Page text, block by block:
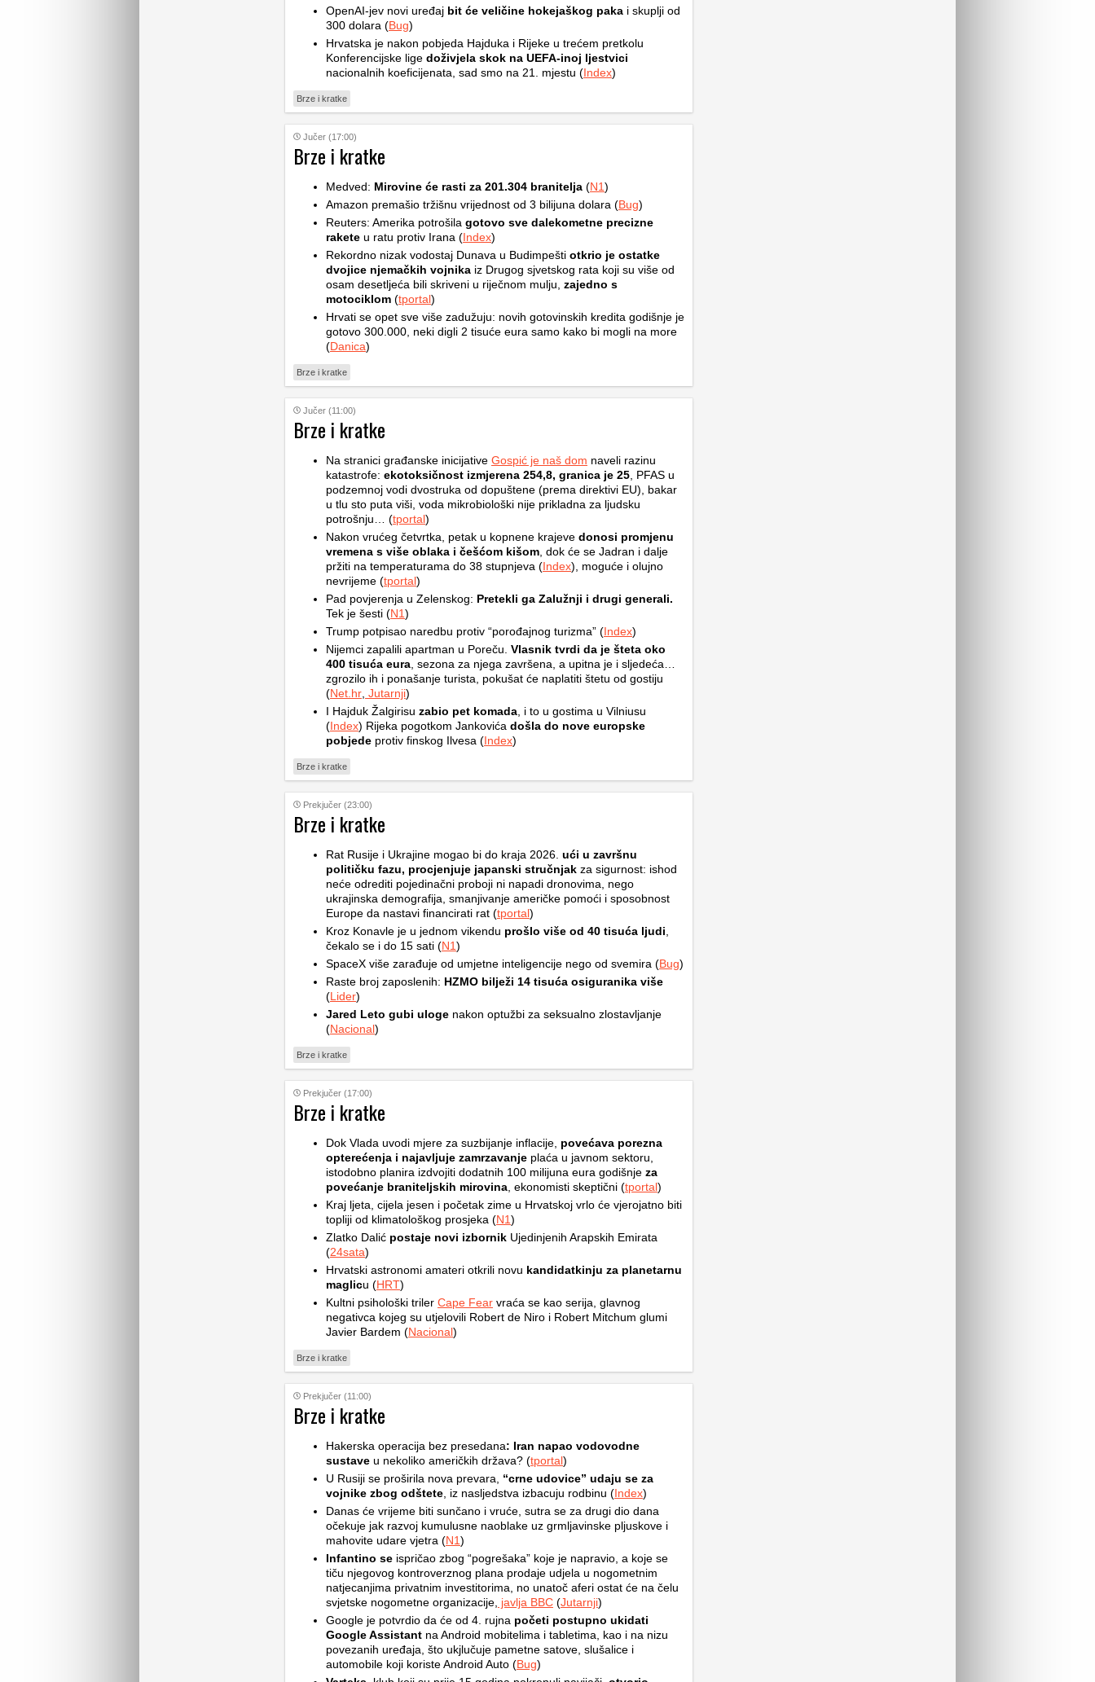
OpenAI-jev novi uređaj bit će veličine hokejaškog paka i skuplji od
300 dolara (Bug)
Hrvatska je nakon pobjeda Hajduka i Rijeke u trećem pretkolu
Konferencijske lige doživjela skok na UEFA-inoj ljestvici
nacionalnih koeficijenata, sad smo na 21. mjestu (Index)
Brze i kratke
Jučer (17:00)
Brze i kratke
Medved: Mirovine će rasti za 201.304 branitelja (N1)
Amazon premašio tržišnu vrijednost od 3 bilijuna dolara (Bug)
Reuters: Amerika potrošila gotovo sve dalekometne precizne
rakete u ratu protiv Irana (Index)
Rekordno nizak vodostaj Dunava u Budimpešti otkrio je ostatke
dvojice njemačkih vojnika iz Drugog sjvetskog rata koji su više od
osam desetljeća bili skriveni u riječnom mulju, zajedno s
motociklom (tportal)
Hrvati se opet sve više zadužuju: novih gotovinskih kredita godišnje je
gotovo 300.000, neki digli 2 tisuće eura samo kako bi mogli na more
(Danica)
Brze i kratke
Jučer (11:00)
Brze i kratke
Na stranici građanske inicijative Gospić je naš dom naveli razinu
katastrofe: ekotoksičnost izmjerena 254,8, granica je 25 , PFAS u
podzemnoj vodi dvostruka od dopuštene (prema direktivi EU), bakar
u tlu sto puta viši, voda mikrobiološki nije prikladna za ljudsku
potrošnju… (tportal)
Nakon vrućeg četvrtka, petak u kopnene krajeve donosi promjenu
vremena s više oblaka i češćom kišom , dok će se Jadran i dalje
pržiti na temperaturama do 38 stupnjeva (Index), moguće i olujno
nevrijeme (tportal)
Pad povjerenja u Zelenskog: Pretekli ga Zalužnji i drugi generali.
Tek je šesti (N1)
Trump potpisao naredbu protiv “porođajnog turizma” (Index)
Nijemci zapalili apartman u Poreču. Vlasnik tvrdi da je šteta oko
400 tisuća eura , sezona za njega završena, a upitna je i sljedeća…
zgrozilo ih i ponašanje turista, pokušat će naplatiti štetu od gostiju
(Net.hr Jutarnji)
I Hajduk Žalgirisu zabio pet komada , i to u gostima u Vilniusu
(Index) Rijeka pogotkom Jankovića došla do nove europske
pobjede protiv finskog Ilvesa (Index)
Brze i kratke
Prekjučer (23:00)
Brze i kratke
Rat Rusije i Ukrajine mogao bi do kraja 2026. ući u završnu
političku fazu, procjenjuje japanski stručnjak za sigurnost: ishod
neće odrediti pojedinačni proboji ni napadi dronovima, nego
ukrajinska demografija, smanjivanje američke pomoći i sposobnost
Europe da nastavi financirati rat (tportal)
Kroz Konavle je u jednom vikendu prošlo više od 40 tisuća ljudi
čekalo se i do 15 sati (N1)
SpaceX više zarađuje od umjetne inteligencije nego od svemira (Bug)
Raste broj zaposlenih: HZMO bilježi 14 tisuća osiguranika više
(Lider)
Jared Leto gubi uloge nakon optužbi za seksualno zlostavljanje
(Nacional)
Brze i kratke
Prekjučer (17:00)
Brze i kratke
Dok Vlada uvodi mjere za suzbijanje inflacije, povećava porezna
opterećenja i najavljuje zamrzavanje plaća u javnom sektoru,
istodobno planira izdvojiti dodatnih 100 milijuna eura godišnje za
povećanje braniteljskih mirovina , ekonomisti skeptični (tportal)
Kraj ljeta, cijela jesen i početak zime u Hrvatskoj vrlo će vjerojatno biti
topliji od klimatološkog prosjeka (N1)
Zlatko Dalić postaje novi izbornik Ujedinjenih Arapskih Emirata
(24sata)
Hrvatski astronomi amateri otkrili novu kandidatkinju za planetarnu
maglicu (HRT)
Kultni psihološki triler Cape Fear vraća se kao serija, glavnog
negativca kojeg su utjelovili Robert de Niro i Robert Mitchum glumi
Javier Bardem (Nacional)
Brze i kratke
Prekjučer (11:00)
Brze i kratke
Hakerska operacija bez presedana: Iran napao vodovodne
sustave u nekoliko američkih država? (tportal)
U Rusiji se proširila nova prevara, “crne udovice” udaju se za
vojnike zbog odštete , iz nasljedstva izbacuju rodbinu (Index)
Danas će vrijeme biti sunčano i vruće, sutra se za drugi dio dana
očekuje jak razvoj kumulusne naoblake uz grmljavinske pljuskove i
mahovite udare vjetra (N1)
Infantino se ispričao zbog “pogrešaka” koje je napravio, a koje se
tiču njegovog kontroverznog plana prodaje udjela u nogometnim
natjecanjima privatnim investitorima, no unatoč aferi ostat će na čelu
svjetske nogometne organizacije, javlja BBC (Jutarnji)
Google je potvrdio da će od 4. rujna početi postupno ukidati
Google Assistant na Android mobitelima i tabletima, kao i na nizu
povezanih uređaja, što ukjlučuje pametne satove, slušalice i
automobile koji koriste Android Auto (Bug)